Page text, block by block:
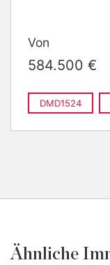
Von
584.500 €
DMD1524
Ähnliche